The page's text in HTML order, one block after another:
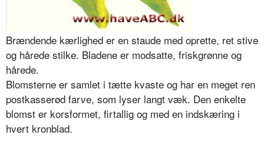
Brændende kærlighed er en staude med oprette, ret stive
og hårede stilke. Bladene er modsatte, friskgrønne og
hårede.
Blomsterne er samlet i tætte kvaste og har en meget ren
postkasserød farve, som lyser langt væk. Den enkelte
blomst er korsformet, firtallig og med en indskæring i
hvert kronblad.